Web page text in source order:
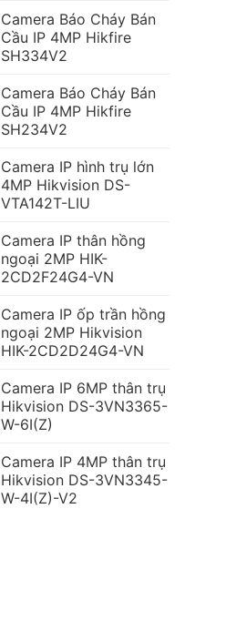
Camera Báo Cháy Bán
Cầu IP 4MP Hikfire
SH334V2
Camera Báo Cháy Bán
Cầu IP 4MP Hikfire
SH234V2
Camera IP hình trụ lớn
4MP Hikvision DS-
VTA142T-LIU
Camera IP thân hồng
ngoại 2MP HIK-
2CD2F24G4-VN
Camera IP ốp trần hồng
ngoại 2MP Hikvision
HIK-2CD2D24G4-VN
Camera IP 6MP thân trụ
Hikvision DS-3VN3365-
W-6I(Z)
Camera IP 4MP thân trụ
Hikvision DS-3VN3345-
W-4I(Z)-V2